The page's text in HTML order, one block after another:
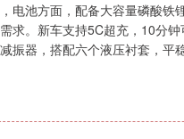
电池方面，配备大容量磷酸
求。新车支持5C超充，10分
振器，搭配六个液压衬套，平